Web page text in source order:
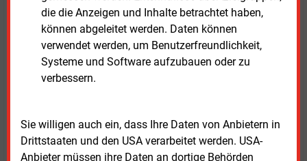
die die Anzeigen und Inhalte betrachtet haben,
können abgeleitet werden. Daten können
verwendet werden, um Benutzerfreundlichkeit,
Systeme und Software aufzubauen oder zu
verbessern.
Sie willigen auch ein, dass Ihre Daten von Anbietern in
Drittstaaten und den USA verarbeitet werden. USA-
Anbieter müssen ihre Daten an dortige Behörden
gelten als zentrale Voraussetzung für die
Dekarbonisierung der Energieversorgung sowie für
die Integration neuer Verbrauchs- und
Erzeugungsstrukturen.